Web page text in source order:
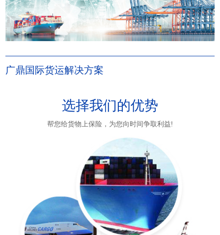
广鼎国际货运解决方案
选择我们的优势
帮您给货物上保险，为您向时间争取利益!